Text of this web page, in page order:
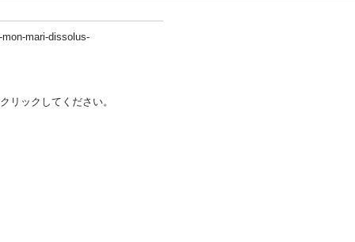
mari-dissolus-
リックしてください。